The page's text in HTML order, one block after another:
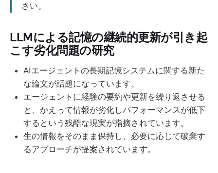
さい。
LLMによる記憶の継続的更新が引き起
こす劣化問題の研究
AIエージェントの長期記憶システムに関する新た
な論文が話題になっています。
エージェントに経験の要約や更新を繰り返させる
と、かえって情報が劣化しパフォーマンスが低下
するという残酷な現実が指摘されています。
生の情報をそのまま保持し、必要に応じて破棄す
るアプローチが提案されています。